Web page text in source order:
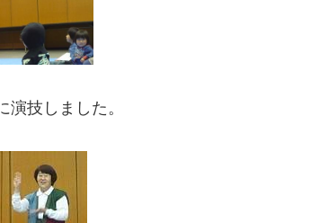
技しました。